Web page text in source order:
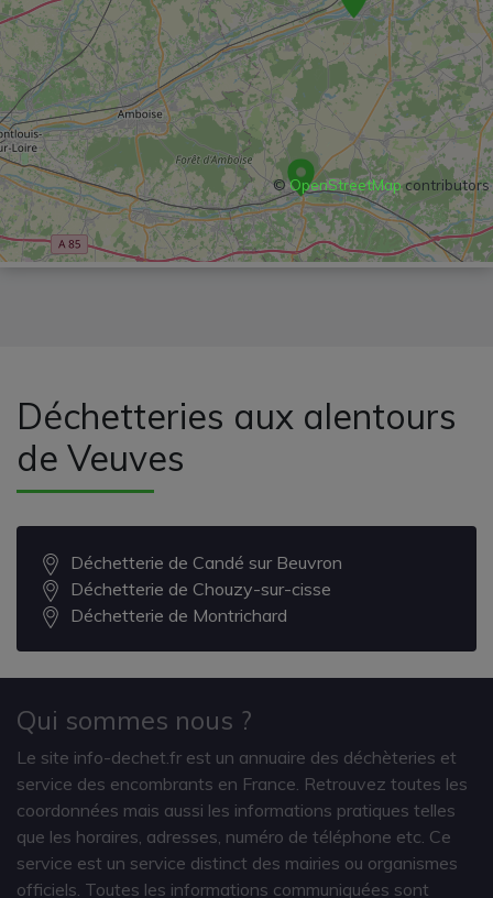
©OpenStreetMapcontributors
Déchetteries aux alentours
de Veuves
Déchetterie de Candé sur Beuvron
Déchetterie de Chouzy-sur-cisse
Déchetterie de Montrichard
Qui sommes nous ?
Le site info-dechet.fr est un annuaire des déchèteries et
service des encombrants en France. Retrouvez toutes les
coordonnées mais aussi les informations pratiques telles
que les horaires, adresses, numéro de téléphone etc. Ce
service est un service distinct des mairies ou organismes
officiels. Toutes les informations communiquées sont